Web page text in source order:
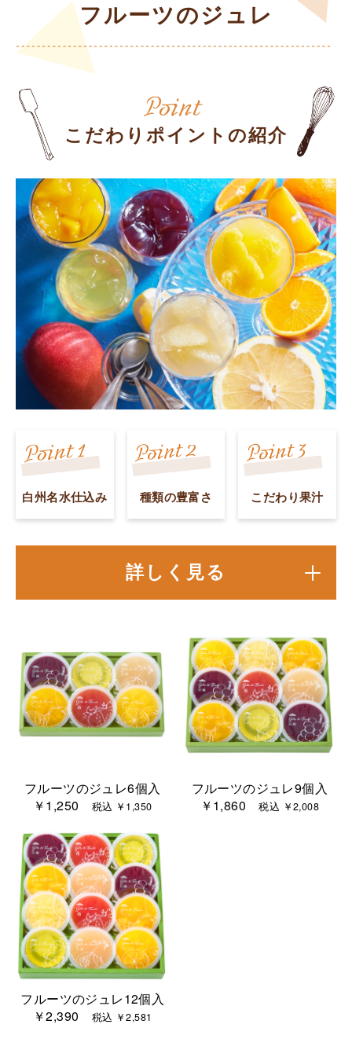
フルーツのジュレ
こだわりポイントの紹介
白州名水仕込み 種類の豊富さ こだわり果汁
詳しく見る
フルーツのジュレ6個入
￥1,250
税込 ￥1,350
フルーツのジュレ9個入
￥1,860税込 ￥2,008
フルーツのジュレ12個入
￥2,390
税込 ￥2,581